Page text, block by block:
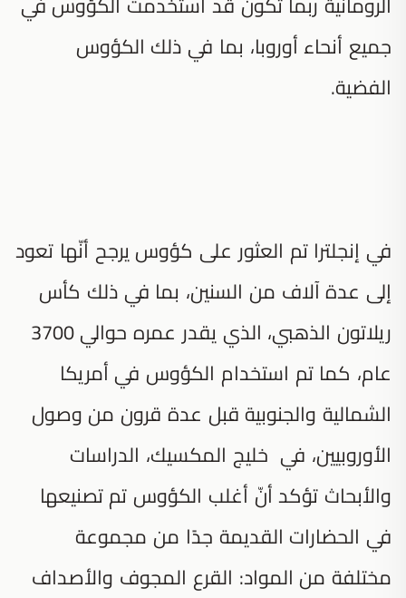
جميع أنحاء أوروبا، بما في ذلك الكؤوس
الفضية.
في إنجلترا تم العثور على كؤوس يرجح أنّها تعود
إلى عدة آلاف من السنين، بما في ذلك كأس
ريلاتون الذهبي، الذي يقدر عمره حوالي 3700
عام، كما تم استخدام الكؤوس في أمريكا
الشمالية والجنوبية قبل عدة قرون من وصول
الأوروبيين، في خليج المكسيك، الدراسات
والأبحاث تؤكد أنّ أغلب الكؤوس تم تصنيعها
في الحضارات القديمة جدًا من مجموعة
مختلفة من المواد: القرع المجوف والأصداف